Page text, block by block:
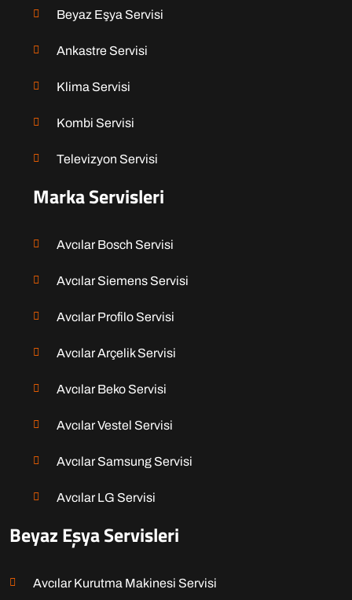
Beyaz Eşya Servisi
Ankastre Servisi
Klima Servisi
Kombi Servisi
Televizyon Servisi
Marka Servisleri
Avcılar Bosch Servisi
Avcılar Siemens Servisi
Avcılar Profilo Servisi
Avcılar Arçelik Servisi
Avcılar Beko Servisi
Avcılar Vestel Servisi
Avcılar Samsung Servisi
Avcılar LG Servisi
Beyaz Eşya Servisleri
Avcılar Kurutma Makinesi Servisi